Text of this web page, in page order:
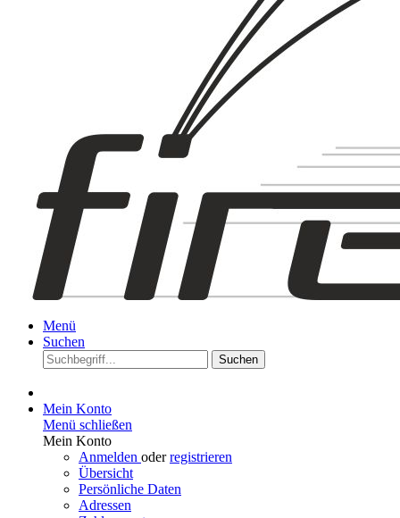
Menü
Suchen
Suchen
Mein Konto
Menü schließen
Mein Konto
Anmelden oderregistrieren
Übersicht
Persönliche Daten
Adressen